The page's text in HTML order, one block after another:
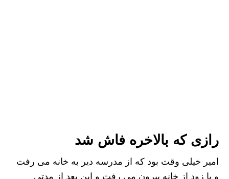
رازی که بالاخره فاش شد
امیر خیلی وقت بود که از مدرسه دیر به خانه می رفت
و یا زود از خانه بیرون می رفت و این بعد از مدتی